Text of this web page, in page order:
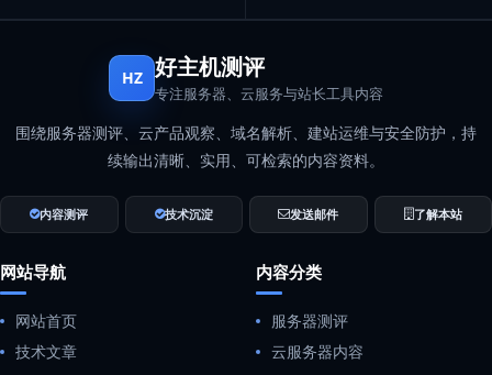
HZ 好主机测评
专注服务器、云服务与站长工具内容
围绕服务器测评、云产品观察、域名解析、建站运维与安全防护，持
续输出清晰、实用、可检索的内容资料。
内容测评 技术沉淀 发送邮件 了解本站
网站导航
网站首页
技术文章
内容分类
服务器测评
云服务器内容